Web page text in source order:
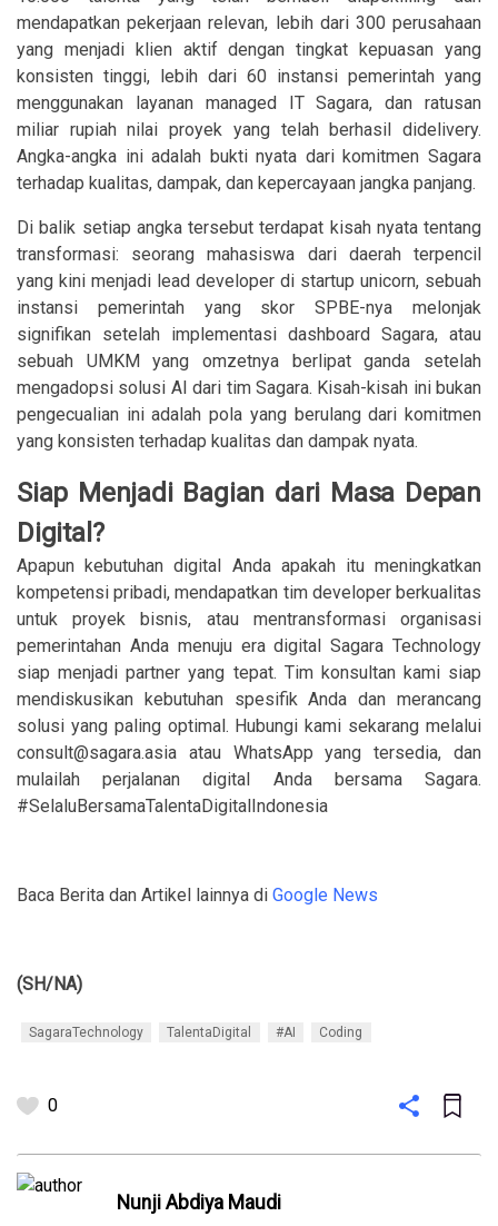
mendapatkan pekerjaan relevan, lebih dari 300 perusahaan
yang menjadi klien aktif dengan tingkat kepuasan yang
konsisten tinggi, lebih dari 60 instansi pemerintah yang
menggunakan layanan managed IT Sagara, dan ratusan
miliar rupiah nilai proyek yang telah berhasil didelivery.
Angka-angka ini adalah bukti nyata dari komitmen Sagara
terhadap kualitas, dampak, dan kepercayaan jangka panjang.
Di balik setiap angka tersebut terdapat kisah nyata tentang
transformasi: seorang mahasiswa dari daerah terpencil
yang kini menjadi lead developer di startup unicorn, sebuah
instansi pemerintah yang skor SPBE-nya melonjak
signifikan setelah implementasi dashboard Sagara, atau
sebuah UMKM yang omzetnya berlipat ganda setelah
mengadopsi solusi AI dari tim Sagara. Kisah-kisah ini bukan
pengecualian ini adalah pola yang berulang dari komitmen
yang konsisten terhadap kualitas dan dampak nyata.
Siap Menjadi Bagian dari Masa Depan
Digital?
Apapun kebutuhan digital Anda apakah itu meningkatkan
kompetensi pribadi, mendapatkan tim developer berkualitas
untuk proyek bisnis, atau mentransformasi organisasi
pemerintahan Anda menuju era digital Sagara Technology
siap menjadi partner yang tepat. Tim konsultan kami siap
mendiskusikan kebutuhan spesifik Anda dan merancang
solusi yang paling optimal. Hubungi kami sekarang melalui
consult@sagara.asia atau WhatsApp yang tersedia, dan
mulailah perjalanan digital Anda bersama Sagara.
#SelaluBersamaTalentaDigitalIndonesia
Baca Berita dan Artikel lainnya di Google News
(SH/NA)
SagaraTechnology TalentaDigital #AI Coding
0
Nunji Abdiya Maudi